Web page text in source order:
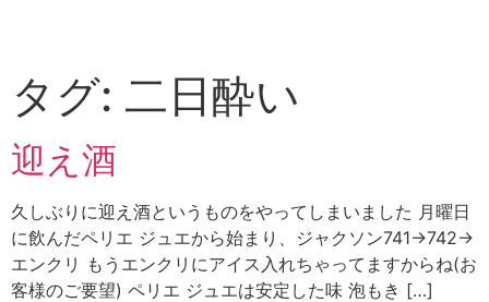
タグ: 二日酔い
迎え酒
久しぶりに迎え酒というものをやってしまいました 月曜日
に飲んだペリエ ジュエから始まり、ジャクソン741→742→
エンクリ もうエンクリにアイス入れちゃってますからね(お
客様のご要望) ペリエ ジュエは安定した味 泡もき […]